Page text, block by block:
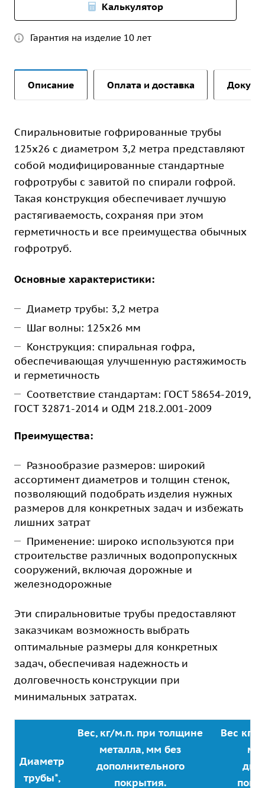
Калькулятор
Гарантия на изделие 10 лет
Описание Оплата и доставка
Спиральновитые гофрированные трубы
125х26 с диаметром 3,2 метра представляют
собой модифицированные стандартные
гофротрубы с завитой по спирали гофрой.
Такая конструкция обеспечивает лучшую
растягиваемость, сохраняя при этом
герметичность и все преимущества обычных
гофротруб.
Основные характеристики:
Диаметр трубы: 3,2 метра
Шаг волны: 125х26 мм
Конструкция: спиральная гофра,
обеспечивающая улучшенную растяжимость
и герметичность
Соответствие стандартам: ГОСТ 58654-2019,
ГОСТ 32871-2014 и ОДМ 218.2.001-2009
Преимущества:
Разнообразие размеров: широкий
ассортимент диаметров и толщин стенок,
позволяющий подобрать изделия нужных
размеров для конкретных задач и избежать
лишних затрат
Применение: широко используются при
строительстве различных водопропускных
сооружений, включая дорожные и
железнодорожные
Эти спиральновитые трубы предоставляют
заказчикам возможность выбрать
оптимальные размеры для конкретных
задач, обеспечивая надежность и
долговечность конструкции при
минимальных затратах.
Диаметр
трубы*,
Вес, кг/м.п. при толщине
металла, мм без
дополнительного
покрытия.
Вес кг/